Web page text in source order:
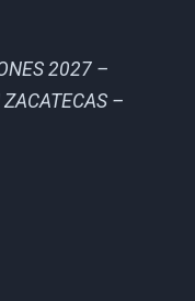
2027 –
–